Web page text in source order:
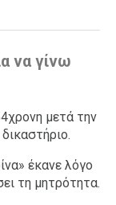
να γίνω
μετά την
έκανε λόγο
τη μητρότητα.